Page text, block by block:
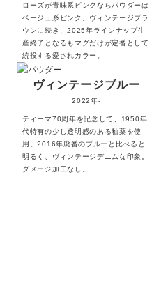
ローズが青味系ピンクならパウダーは
ベージュ系ピンク。ヴィンテージブラ
ウンに続き、2025年ラインナップ生
産終了となるもマグだけが定番として
続投する愛されカラー。
ヴィンテージブルー
2022年-
ティーマ70周年を記念して、1950年
代特有の少し透明感のある釉薬を使
用。2016年廃番のブルーと比べると
明るく、ヴィンテージデニムな印象。
ダメージ加工なし。